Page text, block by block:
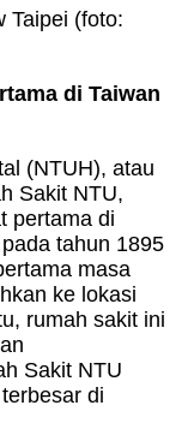
Taipei (foto:
di Taiwan
(NTUH), atau
Sakit NTU,
pertama di
tahun 1895
masa
ke lokasi
rumah sakit ini
Sakit NTU
di